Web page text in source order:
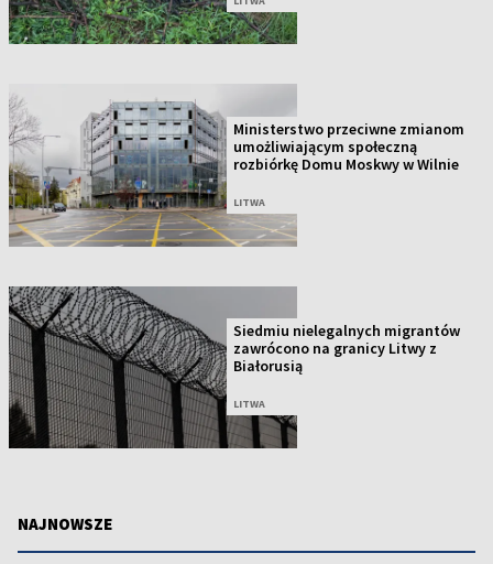
Ministerstwo przeciwne zmianom
umożliwiającym społeczną
rozbiórkę Domu Moskwy w Wilnie
LITWA
Siedmiu nielegalnych migrantów
zawrócono na granicy Litwy z
Białorusią
LITWA
NAJNOWSZE